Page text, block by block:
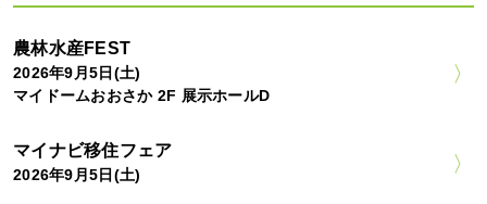
農林水産FEST
2026年9月5日(土)
マイドームおおさか 2F 展示ホールD
マイナビ移住フェア
2026年9月5日(土)